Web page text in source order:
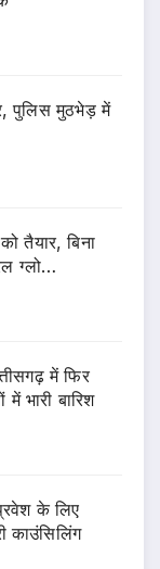
पुलिस मुठभेड़ में
तैयार, बिना
ग्लो…
में फिर
भारी बारिश
के लिए
काउंसिलिंग